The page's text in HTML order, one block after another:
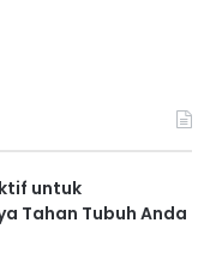
untuk
Tahan Tubuh Anda